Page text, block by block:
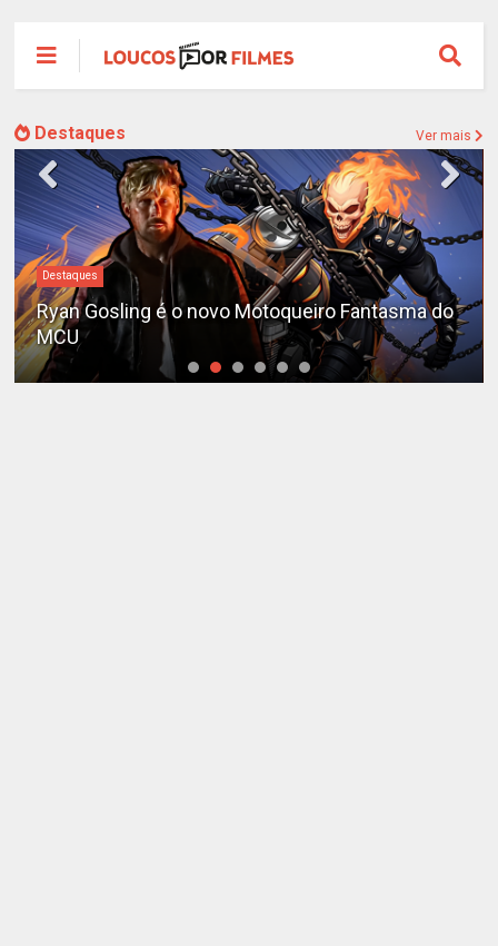
Destaques Ver mais
Destaques
Ryan Gosling é o novo Motoqueiro Fantasma do
MCU